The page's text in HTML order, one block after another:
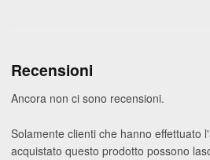
Recensioni
Ancora non ci sono recensioni.
Solamente clienti che hanno effettuato
acquistato questo prodotto possono